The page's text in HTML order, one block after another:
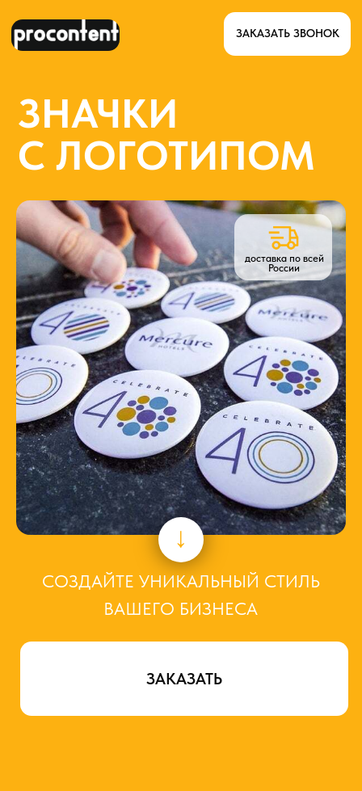
ЗАКАЗАТЬ
СОЗДАЙТЕ УНИКАЛЬНЫЙ СТИЛЬ
ВАШЕГО БИЗНЕСА
С ЛОГОТИПОМ
↓
ЗАКАЗАТЬ ЗВОНОК